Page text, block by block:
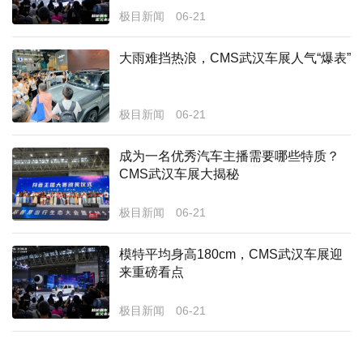
经济
城建
科教
健康
相亲
汽车
房产
消费
创意
极目新闻 06-21
大雨难挡热浪，CMS武汉车展人气“爆表”
极目新闻 06-21
成为一名优秀汽车主播需要哪些特质？
CMS武汉车展大揭秘
极目新闻 06-21
模特平均身高180cm，CMS武汉车展迎
来重磅看点
极目新闻 06-21